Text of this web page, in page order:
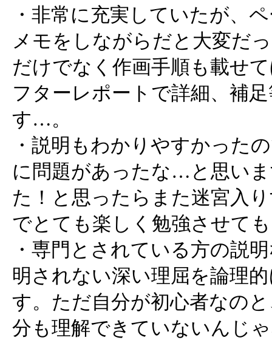
・非常に充実していたが、
メモをしながらだと大変だ
だけでなく作画手順も載せ
フターレポートで詳細、補
す…。
・説明もわかりやすかった
に問題があったな…と思い
た！と思ったらまた迷宮入
でとても楽しく勉強させて
・専門とされている方の説
明されない深い理屈を論理
す。ただ自分が初心者なの
分も理解できていないんじ